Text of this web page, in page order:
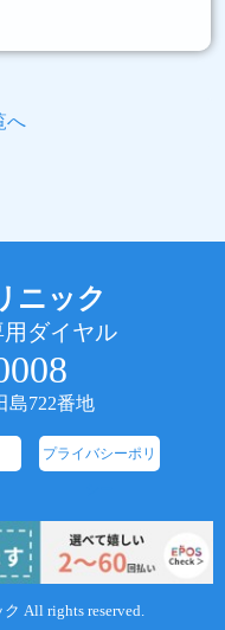
へ
ニック
ダイヤル
島722番地
プライバシーポリ
All rights reserved.